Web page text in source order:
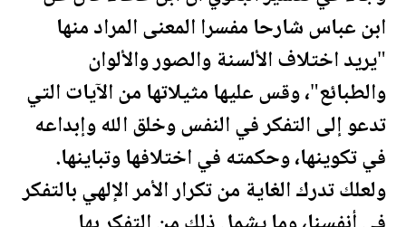
ابن عباس شارحا مفسرا المعنى المراد منها
"يريد اختلاف الألسنة والصور والألوان
والطبائع"، وقس عليها مثيلاتها من الآيات التي
تدعو إلى التفكر في النفس وخلق الله وإبداعه
في تكوينها، وحكمته في اختلافها وتباينها.
ولعلك تدرك الغاية من تكرار الأمر الإلهي بالتفكر